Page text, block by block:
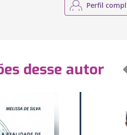
Perfil
desse autor